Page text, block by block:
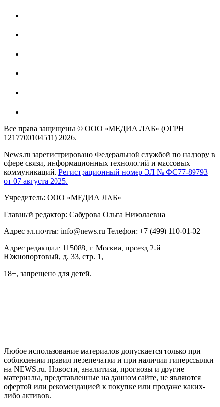
Все права защищены © ООО «МЕДИА ЛАБ» (ОГРН
1217700104511) 2026.
News.ru зарегистрировано Федеральной службой по надзору в
сфере связи, информационных технологий и массовых
коммуникаций. Регистрационный номер ЭЛ № ФС77-89793
от 07 августа 2025.
Учредитель: ООО «МЕДИА ЛАБ»
Главный редактор: Сабурова Ольга Николаевна
Адрес эл.почты: info@news.ru Телефон: +7 (499) 110-01-02
Адрес редакции: 115088, г. Москва, проезд 2-й
Южнопортовый, д. 33, стр. 1,
18+, запрещено для детей.
Любое использование материалов допускается только при
соблюдении правил перепечатки и при наличии гиперссылки
на NEWS.ru. Новости, аналитика, прогнозы и другие
материалы, представленные на данном сайте, не являются
офертой или рекомендацией к покупке или продаже каких-
либо активов.